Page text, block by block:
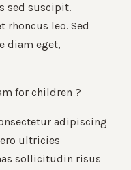
sed suscipit.
rhoncus leo. Sed
diam eget,
for children ?
adipiscing
ultricies
sollicitudin risus